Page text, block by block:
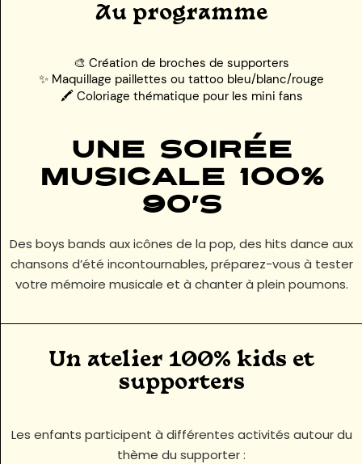
Au programme
🎨 Création de broches de supporters
✨ Maquillage paillettes ou tattoo bleu/blanc/rouge
🖍️ Coloriage thématique pour les mini fans
Une soirée
musicale 100%
90’s
Des boys bands aux icônes de la pop, des hits dance aux
chansons d’été incontournables, préparez-vous à tester
votre mémoire musicale et à chanter à plein poumons.
Un atelier 100% kids et
supporters
Les enfants participent à différentes activités autour du
thème du supporter :